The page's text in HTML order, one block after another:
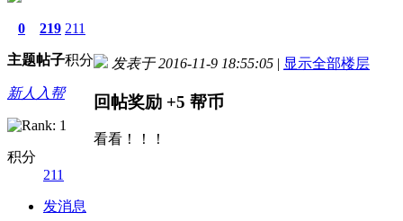
0
主题
219
帖子
211
积分
新人入帮
积分
211
发消息
发表于 2016-11-9 18:55:05 | 显示全部楼层
回帖奖励 +5 帮币
看看！！！